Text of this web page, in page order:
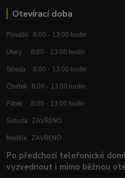
Otevírací doba
Pondělí 8:00 - 13:00 hodin
Úterý 8:00 - 13:00 hodin
Středa 8:00 - 13:00 hodin
Čtvrtek 8:00 - 13:00 hodin
Pátek 8:00 - 13:00 hodin
Sobota ZAVŘENO
Neděle ZAVŘENO
Po předchozí telefonické
vyzvednout i mimo běžnou